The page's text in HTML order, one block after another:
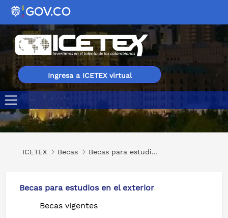
Ingresa a ICETEX virtual
Doctorados en diferentes áreas en Azerbaiyán
ICETEX Becas Becas para estudios en el exterior
Becas para estudios en el exterior
Becas vigentes